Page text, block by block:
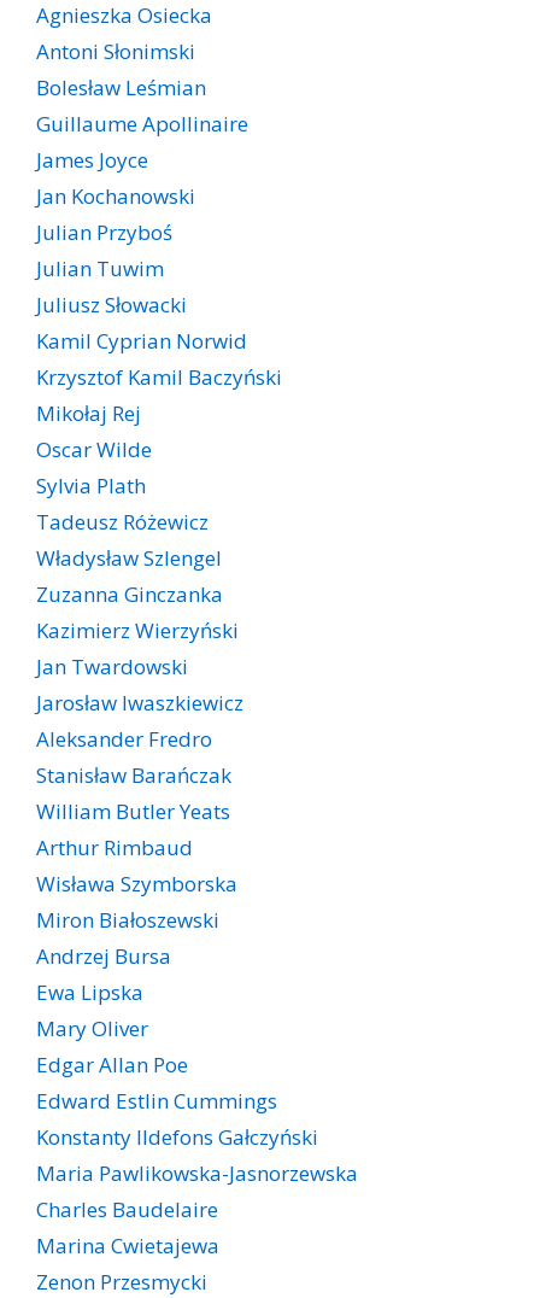
Agnieszka Osiecka
Antoni Słonimski
Bolesław Leśmian
Guillaume Apollinaire
James Joyce
Jan Kochanowski
Julian Przyboś
Julian Tuwim
Juliusz Słowacki
Kamil Cyprian Norwid
Krzysztof Kamil Baczyński
Mikołaj Rej
Oscar Wilde
Sylvia Plath
Tadeusz Różewicz
Władysław Szlengel
Zuzanna Ginczanka
Kazimierz Wierzyński
Jan Twardowski
Jarosław Iwaszkiewicz
Aleksander Fredro
Stanisław Barańczak
William Butler Yeats
Arthur Rimbaud
Wisława Szymborska
Miron Białoszewski
Andrzej Bursa
Ewa Lipska
Mary Oliver
Edgar Allan Poe
Edward Estlin Cummings
Konstanty Ildefons Gałczyński
Maria Pawlikowska-Jasnorzewska
Charles Baudelaire
Marina Cwietajewa
Zenon Przesmycki